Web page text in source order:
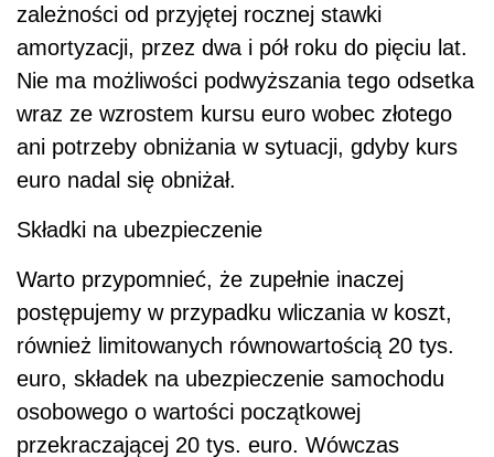
zależności od przyjętej rocznej stawki
amortyzacji, przez dwa i pół roku do pięciu lat.
Nie ma możliwości podwyższania tego odsetka
wraz ze wzrostem kursu euro wobec złotego
ani potrzeby obniżania w sytuacji, gdyby kurs
euro nadal się obniżał.
Składki na ubezpieczenie
Warto przypomnieć, że zupełnie inaczej
postępujemy w przypadku wliczania w koszt,
również limitowanych równowartością 20 tys.
euro, składek na ubezpieczenie samochodu
osobowego o wartości początkowej
przekraczającej 20 tys. euro. Wówczas